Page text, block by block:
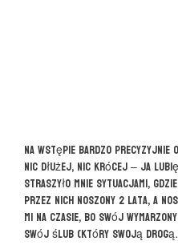
Na wstępie bardzo precyzyjnie
Nic dłużej, nic krócej – ja
straszyło mnie sytuacjami,
przez nich noszony 2 lata, a
mi na czasie, bo swój
swój ślub (który swoją